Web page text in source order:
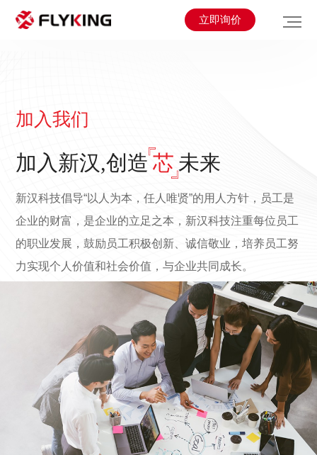
立即询价
加入我们
加入新汉,创造芯 未来
新汉科技倡导“以人为本，任人唯贤”的用人方针，员工是
企业的财富，是企业的立足之本，新汉科技注重每位员工
的职业发展，鼓励员工积极创新、诚信敬业，培养员工努
力实现个人价值和社会价值，与企业共同成长。